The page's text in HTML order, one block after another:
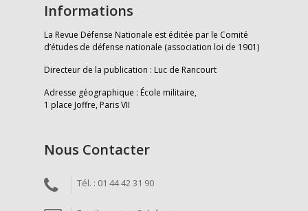
Informations
La Revue Défense Nationale est éditée par le Comité
d’études de défense nationale (association loi de 1901)
Directeur de la publication : Luc de Rancourt
Adresse géographique : École militaire,
1 place Joffre, Paris VII
Nous Contacter
Tél. : 01 44 42 31 90